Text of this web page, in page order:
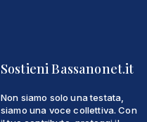
Sostieni Bassanonet.it
Non siamo solo una testata,
siamo una voce collettiva. Con